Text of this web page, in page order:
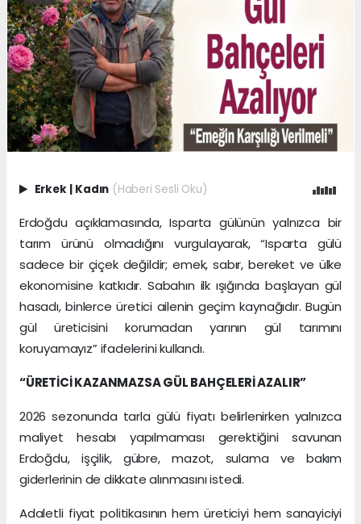
Erkek | Kadın (Haberi Sesli Oku)
Erdoğdu açıklamasında, Isparta gülünün yalnızca bir
tarım ürünü olmadığını vurgulayarak, “Isparta gülü
sadece bir çiçek değildir; emek, sabır, bereket ve ülke
ekonomisine katkıdır. Sabahın ilk ışığında başlayan gül
hasadı, binlerce üretici ailenin geçim kaynağıdır. Bugün
gül üreticisini korumadan yarının gül tarımını
koruyamayız” ifadelerini kullandı.
“ÜRETİCİ KAZANMAZSA GÜL BAHÇELERİ AZALIR”
2026 sezonunda tarla gülü fiyatı belirlenirken yalnızca
maliyet hesabı yapılmaması gerektiğini savunan
Erdoğdu, işçilik, gübre, mazot, sulama ve bakım
giderlerinin de dikkate alınmasını istedi.
Adaletli fiyat politikasının hem üreticiyi hem sanayiciyi